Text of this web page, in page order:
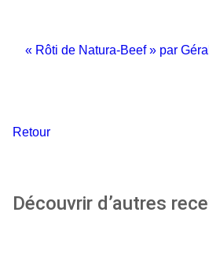
« Rôti de Natura-Beef » par
Retour
Découvrir d’autres